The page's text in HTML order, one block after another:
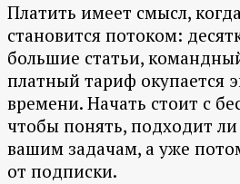
Платить имеет смысл,
становится потоком:
большие статьи,
платный тариф окупается
времени. Начать стоит с
чтобы понять, подходит
вашим задачам, а уже
от подписки.